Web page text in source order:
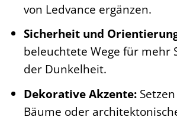
von Ledvance ergänzen.
Sicherheit und
beleuchtete Wege für mehr
der Dunkelheit.
Dekorative Akzente:Setzen
Bäume oder